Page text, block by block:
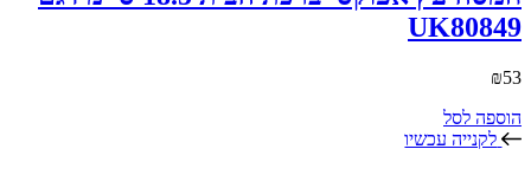
UK80849
₪53
הוספה לסל
לקנייה עכשיו